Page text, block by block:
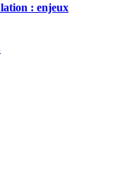
: enjeux